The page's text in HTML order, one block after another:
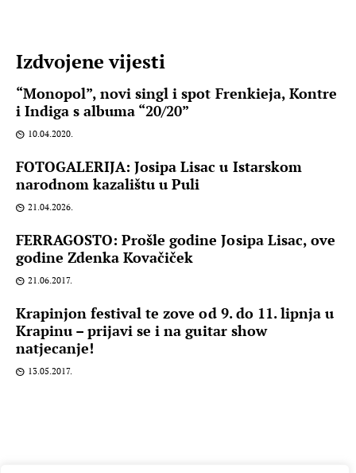
Izdvojene vijesti
“Monopol”, novi singl i spot Frenkieja, Kontre
i Indiga s albuma “20/20”
10.04.2020.
FOTOGALERIJA: Josipa Lisac u Istarskom
narodnom kazalištu u Puli
21.04.2026.
FERRAGOSTO: Prošle godine Josipa Lisac, ove
godine Zdenka Kovačiček
21.06.2017.
Krapinjon festival te zove od 9. do 11. lipnja u
Krapinu – prijavi se i na guitar show
natjecanje!
13.05.2017.